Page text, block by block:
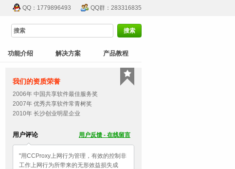
QQ：1779896493 QQ群：283316835
功能介绍 解决方案 产品教程
我们的资质荣誉
2006年 中国共享软件最佳服务奖
2007年 优秀共享软件常青树奖
2010年 长沙创业明星企业
用户评论 用户反馈 - 在线留言
"用CCProxy上网行为管理，有效的控制非
工作上网行为所带来的无形效益损失成